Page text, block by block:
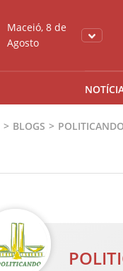
Maceió, 8 de
Agosto
BLOGS POLITICANDO